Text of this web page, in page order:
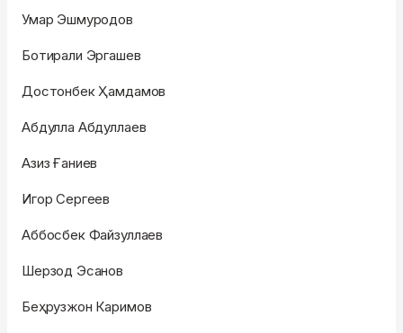
Умар Эшмуродов
Ботирали Эргашев
Достонбек Ҳамдамов
Абдулла Абдуллаев
Азиз Ғаниев
Игор Сергеев
Аббосбек Файзуллаев
Шерзод Эсанов
Беҳрузжон Каримов